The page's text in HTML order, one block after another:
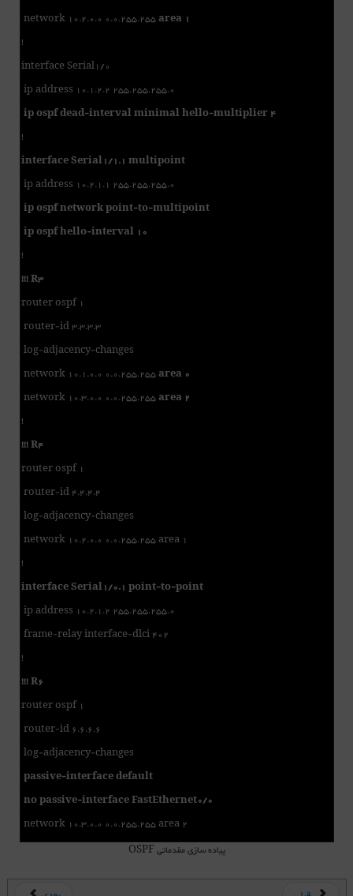
network 10.2.0.0 0.0.255.255area 1
!
interface Serial1/0
ip address 10.1.2.2 255.255.255.0
ip ospf dead-interval minimal hello-multiplier 4
!
interface Serial1/1.1 multipoint
ip address 10.2.1.1 255.255.255.0
ip ospf network point-to-multipoint
ip ospf hello-interval 10
!
!!! R3
router ospf 1
router-id 3.3.3.3
log-adjacency-changes
network 10.1.0.0 0.0.255.255area 0
network 10.3.0.0 0.0.255.255area 2
!
!!! R4
router ospf 1
router-id 4.4.4.4
log-adjacency-changes
network 10.2.0.0 0.0.255.255 area 1
!
interface Serial1/0.1 point-to-point
ip address 10.2.1.2 255.255.255.0
frame-relay interface-dlci 402
!
!!! R6
router ospf 1
router-id 6.6.6.6
log-adjacency-changes
passive-interface default
no passive-interface FastEthernet0/0
network 10.3.0.0 0.0.255.255 area 2
پیاده سازی مقدماتی OSPF